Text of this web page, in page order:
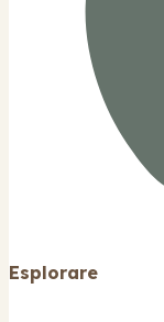
Esplorare